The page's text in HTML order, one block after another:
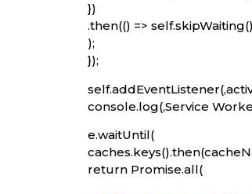
})
.then(() =>
);
});
console.log(‚Service
e.waitUntil(
return Promise.all(